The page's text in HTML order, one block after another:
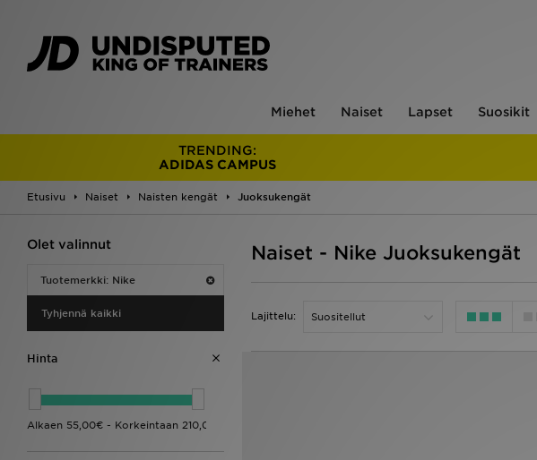
Miehet Naiset Lapset Suosikit
TRENDING:
ADIDAS CAMPUS
Etusivu Naiset Naisten kengät Juoksukengät
Olet valinnut
Tuotemerkki: Nike
Tyhjennä kaikki
Hinta
Naiset - Nike Juoksukengät
Lajittelu: